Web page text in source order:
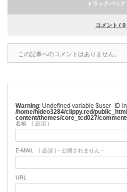
トラックバック
コメント ( 0
この記事へのコメントはありません。
Warning : Undefined variable $user_ID in
/home/hideo3284/clippy.red/
content/themes/core_tcd027/
名前 ( 必須 )
E-MAIL ( 必須 ) - 公開されません -
URL